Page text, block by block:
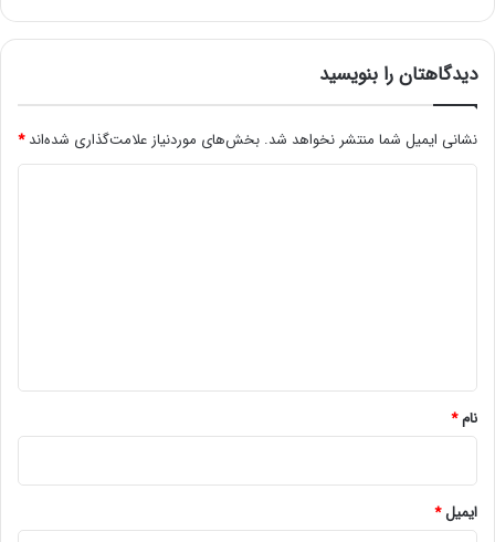
دیدگاهتان را بنویسید
نشانی ایمیل شما منتشر نخواهد شد. بخش‌های موردنیاز علامت‌گذاری شده‌اند*
نام*
ایمیل*